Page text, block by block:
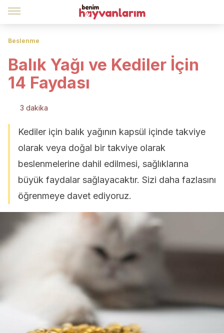
Beslenme
Balık Yağı ve Kediler İçin
14 Faydası
3 dakika
Kediler için balık yağının kapsül içinde takviye
olarak veya doğal bir takviye olarak
beslenmelerine dahil edilmesi, sağlıklarına
büyük faydalar sağlayacaktır. Sizi daha fazlasını
öğrenmeye davet ediyoruz.